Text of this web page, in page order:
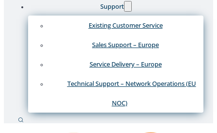
Support
Existing Customer Service
Sales Support – Europe
Service Delivery – Europe
Technical Support – Network Operations (EU
NOC)
Recherche